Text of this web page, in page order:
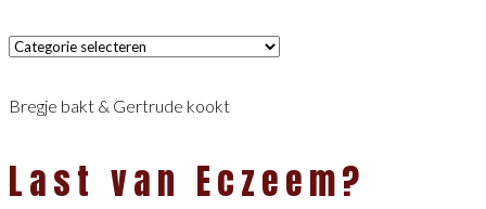
Categorieën
Bregje bakt & Gertrude kookt
Last van Eczeem?